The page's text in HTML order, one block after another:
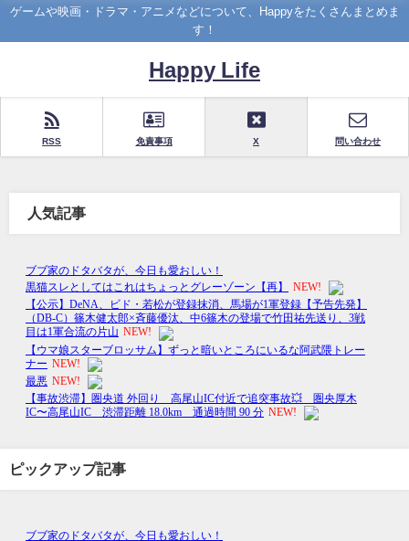
ゲームや映画・ドラマ・アニメなどについて、Happyをたくさんまとめま
す！
Happy Life
RSS 免責事項 X 問い合わせ
人気記事
ピックアップ記事